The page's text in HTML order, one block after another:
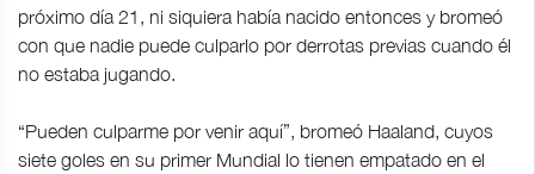
próximo día 21, ni siquiera había nacido entonces y bromeó
con que nadie puede culparlo por derrotas previas cuando él
no estaba jugando.
“Pueden culparme por venir aquí”, bromeó Haaland, cuyos
siete goles en su primer Mundial lo tienen empatado en el